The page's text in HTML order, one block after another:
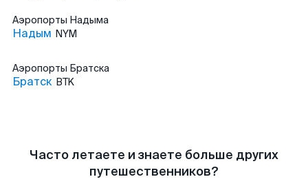
Аэропорты Надыма
Надым NYM
Аэропорты Братска
Братск BTK
Часто летаете и знаете больше других
путешественников?